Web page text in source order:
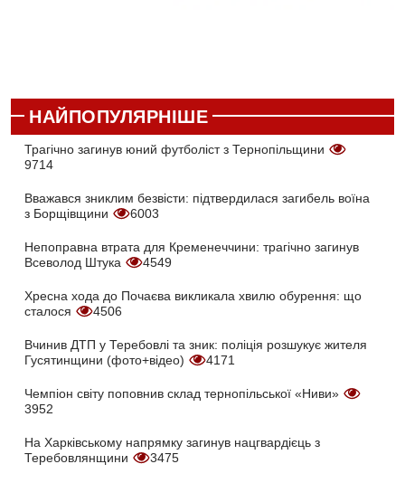
НАЙПОПУЛЯРНІШЕ
Трагічно загинув юний футболіст з Тернопільщини
9714
Вважався зниклим безвісти: підтвердилася загибель воїна
з Борщівщини
6003
Непоправна втрата для Кременеччини: трагічно загинув
Всеволод Штука
4549
Хресна хода до Почаєва викликала хвилю обурення: що
сталося
4506
Вчинив ДТП у Теребовлі та зник: поліція розшукує жителя
Гусятинщини (фото+відео)
4171
Чемпіон світу поповнив склад тернопільської «Ниви»
3952
На Харківському напрямку загинув нацгвардієць з
Теребовлянщини
3475